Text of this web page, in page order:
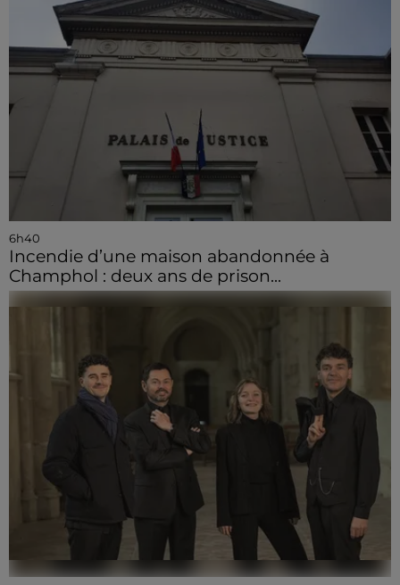
6h40
Incendie d’une maison abandonnée à
Champhol : deux ans de prison...